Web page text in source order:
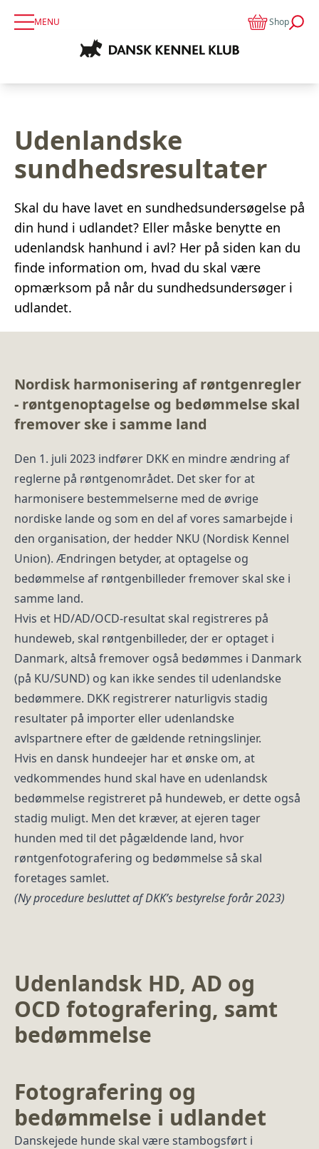
MENU Shop
Udenlandske
sundhedsresultater
Skal du have lavet en sundhedsundersøgelse på
din hund i udlandet? Eller måske benytte en
udenlandsk hanhund i avl? Her på siden kan du
finde information om, hvad du skal være
opmærksom på når du sundhedsundersøger i
udlandet.
Nordisk harmonisering af røntgenregler
- røntgenoptagelse og bedømmelse skal
fremover ske i samme land
Den 1. juli 2023 indfører DKK en mindre ændring af
reglerne på røntgenområdet. Det sker for at
harmonisere bestemmelserne med de øvrige
nordiske lande og som en del af vores samarbejde i
den organisation, der hedder NKU (Nordisk Kennel
Union). Ændringen betyder, at optagelse og
bedømmelse af røntgenbilleder fremover skal ske i
samme land.
Hvis et HD/AD/OCD-resultat skal registreres på
hundeweb, skal røntgenbilleder, der er optaget i
Danmark, altså fremover også bedømmes i Danmark
(på KU/SUND) og kan ikke sendes til udenlandske
bedømmere. DKK registrerer naturligvis stadig
resultater på importer eller udenlandske
avlspartnere efter de gældende retningslinjer.
Hvis en dansk hundeejer har et ønske om, at
vedkommendes hund skal have en udenlandsk
bedømmelse registreret på hundeweb, er dette også
stadig muligt. Men det kræver, at ejeren tager
hunden med til det pågældende land, hvor
røntgenfotografering og bedømmelse så skal
foretages samlet.
(Ny procedure besluttet af DKK’s bestyrelse forår 2023)
Udenlandsk HD, AD og
OCD fotografering, samt
bedømmelse
Fotografering og
bedømmelse i udlandet
Danskejede hunde skal være stambogsført i